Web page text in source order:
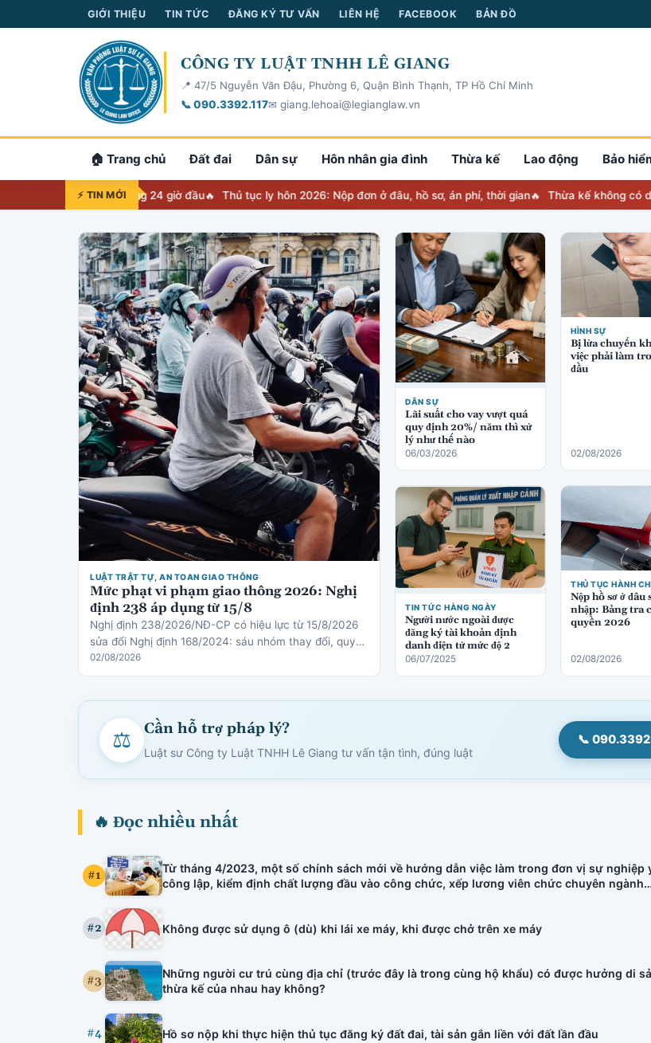
GIỚI THIỆU TIN TỨC ĐĂNG KÝ TƯ VẤN LIÊN HỆ FACEBOOK BẢN ĐỒ
CÔNG TY LUẬT TNHH LÊ GIANG
📍 47/5 Nguyễn Văn Đậu, Phường 6, Quận Bình Thạnh, TP Hồ Chí Minh
📞 090.3392.117✉ giang.lehoai@legianglaw.vn
🏠 Trang chủ Đất đai Dân sự Hôn nhân gia đình Thừa kế Lao động Bảo
⚡ TIN MỚI
việc phải làm trong 24 giờ đầu Thủ tục ly hôn 2026: Nộp đơn ở đâu, hồ sơ, án phí, thời gian Thừa kế không có di chúc:
LUẬT TRẬT TỰ, AN TOAN GIAO THÔNG
Mức phạt vi phạm giao thông 2026: Nghị
định 238 áp dụng từ 15/8
Nghị định 238/2026/NĐ-CP có hiệu lực từ 15/8/2026
sửa đổi Nghị định 168/2024: sáu nhóm thay đổi, quy
định mới về thiết bị an toàn cho trẻ em, cơ chế trừ
điểm gi…
02/08/2026
DÂN SỰ
Lãi suất cho vay vượt quá
quy định 20%/ năm thì xử
lý như thế nào
06/03/2026
HÌNH SỰ
Bị lừa chuyển
việc phải làm
đầu
02/08/2026
TIN TỨC HÀNG NGÀY
Người nước ngoài được
đăng ký tài khoản định
danh điện tử mức độ 2
06/07/2025
THỦ TỤC HÀNH
Nộp hồ sơ ở đâu
nhập: Bảng tra
quyền 2026
02/08/2026
⚖ Cần hỗ trợ pháp lý?
Luật sư Công ty Luật TNHH Lê Giang tư vấn tận tình, đúng luật
📞
🔥 Đọc nhiều nhất
#1
Từ tháng 4/2023, một số chính sách mới về hướng dẫn việc làm trong đơn vị sự nghiệp
công lập, kiểm định chất lượng đầu vào công chức, xếp lương viên chức chuyên ngành
#2 Không được sử dụng ô (dù) khi lái xe máy, khi được chở trên xe máy
#3
Những người cư trú cùng địa chỉ (trước đây là trong cùng hộ khẩu) có được hưởng di
thừa kế của nhau hay không?
#4 Hồ sơ nộp khi thực hiện thủ tục đăng ký đất đai, tài sản gắn liền với đất lần đầu